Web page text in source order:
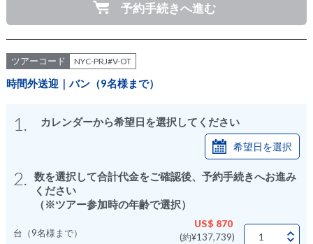
予約手続きへ進む
ツアーコード NYC-PRJ#V-OT
時間外送迎｜バン（9名様まで）
1. カレンダーから希望日を選択してください
希望日を選択
2.
数を選択して合計代金をご確認後、予約手続きへお進み
ください
（※ツアー参加時の年齢で選択）
台（9名様まで）
US$ 870
(約¥137,739)